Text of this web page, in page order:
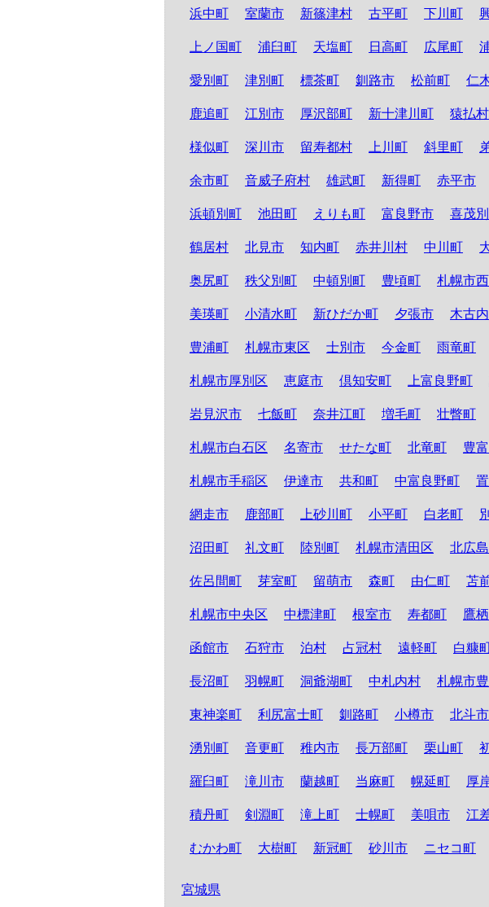
浜中町
室蘭市 新篠津村 古平町 下川町
上ノ国町 浦臼町 天塩町 日高町 広尾町
愛別町 津別町 標茶町 釧路市 松前町 仁
鹿追町 江別市 厚沢部町 新十津川町 猿払村
様似町 深川市 留寿都村 上川町 斜里町
余市町 音威子府村 雄武町 新得町 赤平市
浜頓別町 池田町 えりも町 富良野市 喜茂
鶴居村 北見市 知内町 赤井川村 中川町
奥尻町 秩父別町 中頓別町 豊頃町 札幌市
美瑛町 小清水町 新ひだか町 夕張市 木古
豊浦町 札幌市東区 士別市 今金町 雨竜町
札幌市厚別区 恵庭市 倶知安町 上富良野町
岩見沢市 七飯町 奈井江町 増毛町 壮瞥町
札幌市白石区 名寄市 せたな町 北竜町 豊
札幌市手稲区 伊達市 共和町 中富良野町
網走市 鹿部町 上砂川町 小平町 白老町
沼田町 礼文町 陸別町 札幌市清田区 北広
佐呂間町 芽室町 留萌市 森町 由仁町 苫
札幌市中央区 中標津町 根室市 寿都町 鷹
函館市 石狩市 泊村 占冠村 遠軽町 白糠
長沼町 羽幌町 洞爺湖町 中札内村 札幌市
東神楽町 利尻富士町 釧路町 小樽市 北斗市
湧別町 音更町 稚内市 長万部町 栗山町
羅臼町 滝川市 蘭越町 当麻町 幌延町 厚
積丹町 剣淵町 滝上町 士幌町 美唄市 江
むかわ町 大樹町 新冠町 砂川市 ニセコ町
宮城県